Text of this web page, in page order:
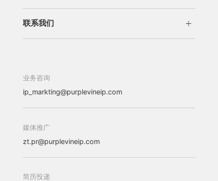
新闻 洞察
联系我们
办公机构 加入我们
业务咨询
ip_markting@purplevineip.com
媒体推广
zt.pr@purplevineip.com
简历投递